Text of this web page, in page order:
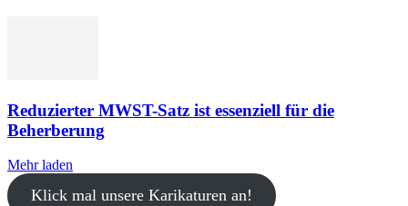
Reduzierter MWST-Satz ist essenziell für die
Beherberung
Mehr laden
Klick mal unsere Karikaturen an!